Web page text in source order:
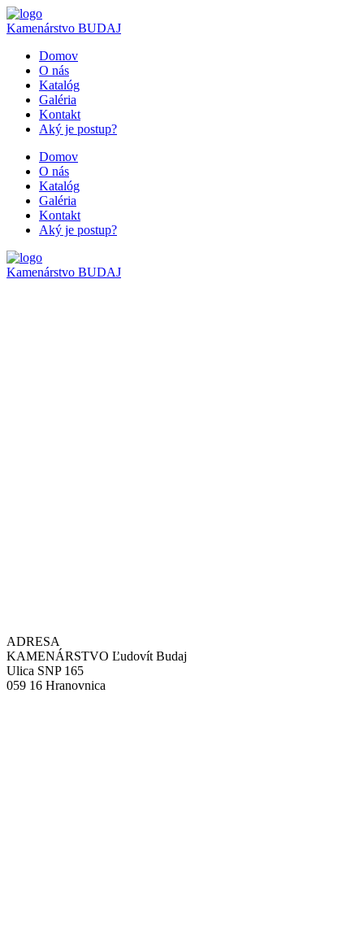
Kamenárstvo BUDAJ
Domov
O nás
Katalóg
Galéria
Kontakt
Aký je postup?
Domov
O nás
Katalóg
Galéria
Kontakt
Aký je postup?
Kamenárstvo BUDAJ
ADRESA
KAMENÁRSTVO Ľudovít Budaj
Ulica SNP 165
059 16 Hranovnica